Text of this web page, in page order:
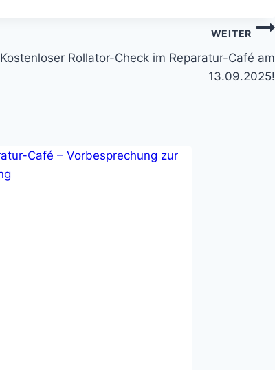
WEITER
Kostenloser Rollator-Check im Reparatur-Café am
13.09.2025!